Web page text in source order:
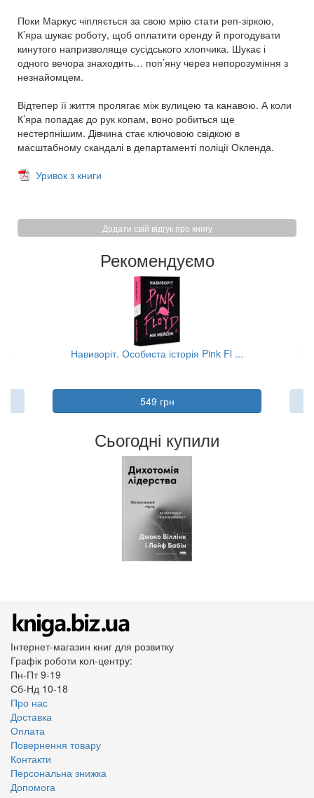
Поки Маркус чіпляється за свою мрію стати реп-зіркою,
К’яра шукає роботу, щоб оплатити оренду й прогодувати
кинутого напризволяще сусідського хлопчика. Шукає і
одного вечора знаходить… поп’яну через непорозуміння з
незнайомцем.
Відтепер її життя пролягає між вулицею та канавою. А коли
К’яра попадає до рук копам, воно робиться ще
нестерпнішим. Дівчина стає ключовою свідкою в
масштабному скандалі в департаменті поліції Окленда.
Уривок з книги
Додати свій відгук про книгу
Рекомендуємо
... Навиворіт. Особиста історія Pink Fl ...
549 грн
Сьогодні купили
Інтернет-магазин книг для розвитку
Графік роботи кол-центру:
Пн-Пт 9-19
Сб-Нд 10-18
Про нас
Доставка
Оплата
Повернення товару
Контакти
Персональна знижка
Допомога